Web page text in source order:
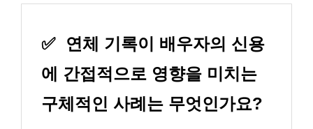
✅
연체 기록이 배우자의 신용
에 간접적으로 영향을 미치는
구체적인 사례는 무엇인가요?